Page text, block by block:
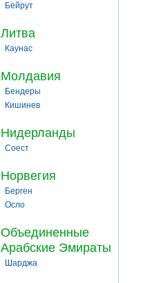
Бейрут
Литва
Каунас
Молдавия
Бендеры
Кишинев
Нидерланды
Соест
Норвегия
Берген
Осло
Объединенные
Арабские Эмираты
Шарджа